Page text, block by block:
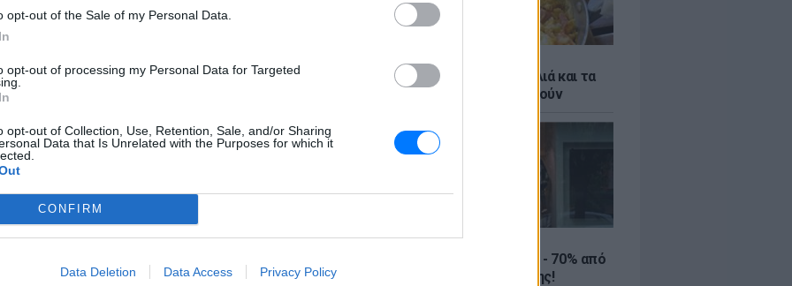
opt-out of the Sale of my Personal Data.
opt-out of processing my Personal Data for Targeted
opt-out of Collection, Use, Retention, Sale, and/or Sharing
Data that Is Unrelated with the Purposes for which it
CONFIRM
Data Deletion Data Access Privacy Policy
Ελληνικό γιαούρτι: Μία κουταλιά και τα
scrambled eggs θα απογειωθούν
ΚΕΡΔΙΣΤΕ
Καλοκαιρινές εκπτώσεις έως - 70% από
τα μεγαλύτερα eshops ένδυσης!
ΔΙΑΦΗΜΙΣΗ